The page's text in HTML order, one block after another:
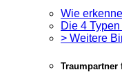
Wie
Die 4
> Weitere
Traumpartner